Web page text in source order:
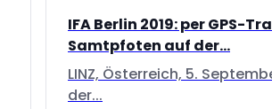
IFA Berlin 2019: per GPS-
Samtpfoten auf der...
LINZ, Österreich, 5.
der...